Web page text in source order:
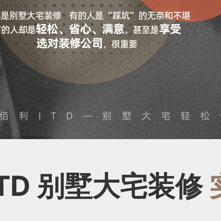
别墅大宅装修